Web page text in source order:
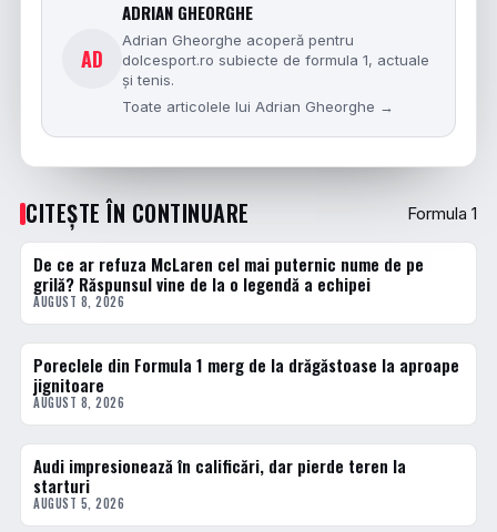
AD
ADRIAN GHEORGHE
Adrian Gheorghe acoperă pentru
dolcesport.ro subiecte de formula 1, actuale
și tenis.
Toate articolele lui Adrian Gheorghe →
CITEȘTE ÎN CONTINUARE Formula 1
FORMULA 1
De ce ar refuza McLaren cel mai puternic nume de pe
grilă? Răspunsul vine de la o legendă a echipei
AUGUST 8, 2026
DIVERSE
Poreclele din Formula 1 merg de la drăgăstoase la aproape
jignitoare
AUGUST 8, 2026
FORMULA 1
Audi impresionează în calificări, dar pierde teren la
starturi
AUGUST 5, 2026